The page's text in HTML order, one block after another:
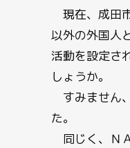
現在、成田
以外の外国人
活動を設定さ
しょうか。
すみません
た。
同じく、Ｎ